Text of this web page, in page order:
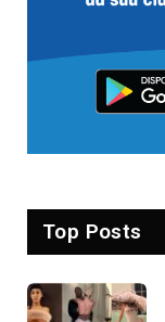
Top Posts